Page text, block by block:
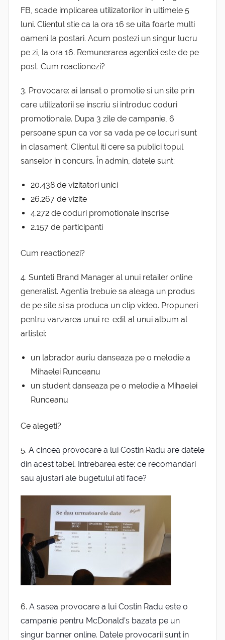
FB, scade implicarea utilizatorilor in ultimele 5
luni. Clientul stie ca la ora 16 se uita foarte multi
oameni la postari. Acum postezi un singur lucru
pe zi, la ora 16. Remunerarea agentiei este de pe
post. Cum reactionezi?
3. Provocare: ai lansat o promotie si un site prin
care utilizatorii se inscriu si introduc coduri
promotionale. Dupa 3 zile de campanie, 6
persoane spun ca vor sa vada pe ce locuri sunt
in clasament. Clientul iti cere sa publici topul
sanselor in concurs. În admin, datele sunt:
20.438 de vizitatori unici
26.267 de vizite
4.272 de coduri promotionale inscrise
2.157 de participanti
Cum reactionezi?
4. Sunteti Brand Manager al unui retailer online
generalist. Agentia trebuie sa aleaga un produs
de pe site si sa produca un clip video. Propuneri
pentru vanzarea unui re-edit al unui album al
artistei:
un labrador auriu danseaza pe o melodie a
Mihaelei Runceanu
un student danseaza pe o melodie a Mihaelei
Runceanu
Ce alegeti?
5. A cincea provocare a lui Costin Radu are datele
din acest tabel. Intrebarea este: ce recomandari
sau ajustari ale bugetului ati face?
6. A sasea provocare a lui Costin Radu este o
campanie pentru McDonald’s bazata pe un
singur banner online. Datele provocarii sunt in